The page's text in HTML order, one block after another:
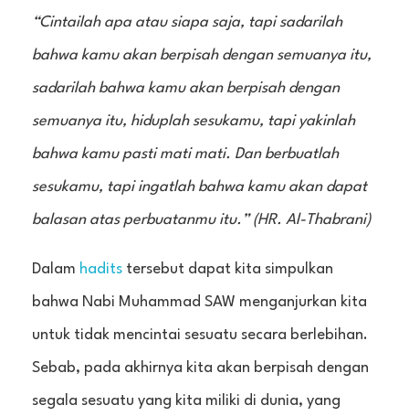
“Cintailah apa atau siapa saja, tapi sadarilah
bahwa kamu akan berpisah dengan semuanya itu,
sadarilah bahwa kamu akan berpisah dengan
semuanya itu, hiduplah sesukamu, tapi yakinlah
bahwa kamu pasti mati mati. Dan berbuatlah
sesukamu, tapi ingatlah bahwa kamu akan dapat
balasan atas perbuatanmu itu.” (HR. Al-Thabrani)
Dalam hadits tersebut dapat kita simpulkan
bahwa Nabi Muhammad SAW menganjurkan kita
untuk tidak mencintai sesuatu secara berlebihan.
Sebab, pada akhirnya kita akan berpisah dengan
segala sesuatu yang kita miliki di dunia, yang